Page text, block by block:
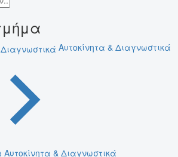
Αυτοκίνητα & Διαγνωστικά
& Διαγνωστικά